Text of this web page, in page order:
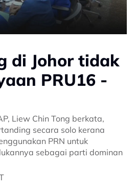
di Johor tidak
PRU16 -
Liew Chin Tong berkata,
secara solo kerana
PRN untuk
sebagai parti dominan